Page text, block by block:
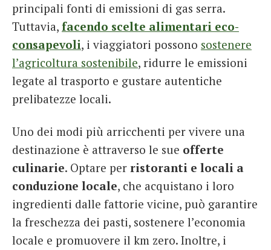
principali fonti di emissioni di gas serra.
Tuttavia, facendo scelte alimentari eco-
consapevoli, i viaggiatori possono sostenere
l’agricoltura sostenibile, ridurre le emissioni
legate al trasporto e gustare autentiche
prelibatezze locali.
Uno dei modi più arricchenti per vivere una
destinazione è attraverso le sue offerte
culinarie. Optare per ristoranti e locali a
conduzione locale, che acquistano i loro
ingredienti dalle fattorie vicine, può garantire
la freschezza dei pasti, sostenere l’economia
locale e promuovere il km zero. Inoltre, i